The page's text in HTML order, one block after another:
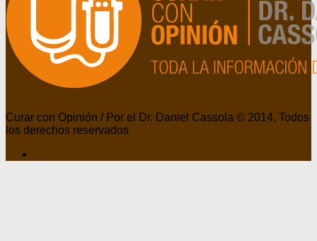
Curar con Opinión / Por el Dr. Daniel Cassola © 2014. Todos
los derechos reservados